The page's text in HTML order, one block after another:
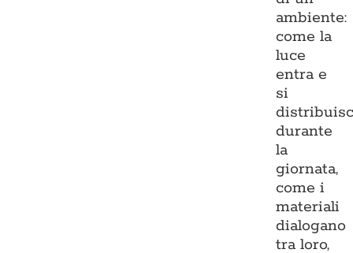
ambiente:
come la
luce
entra e
si
durante
la
giornata,
come i
materiali
dialogano
tra loro,